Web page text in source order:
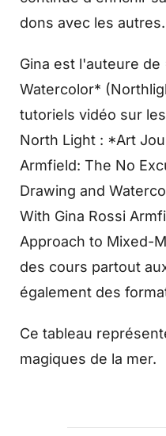
dons avec les autres.
Gina est l'auteure
Watercolor*
tutoriels vidéo sur
North Light : *Art
Armfield: The No
Drawing and
With Gina Rossi
Approach to Mixed-
des cours partout
également des
Ce tableau
magiques de la mer.